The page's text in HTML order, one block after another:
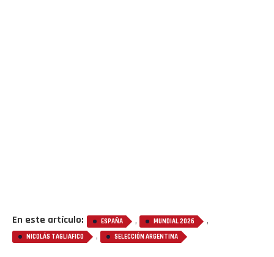
En este artículo: ESPAÑA , MUNDIAL 2026 ,
NICOLÁS TAGLIAFICO , SELECCIÓN ARGENTINA